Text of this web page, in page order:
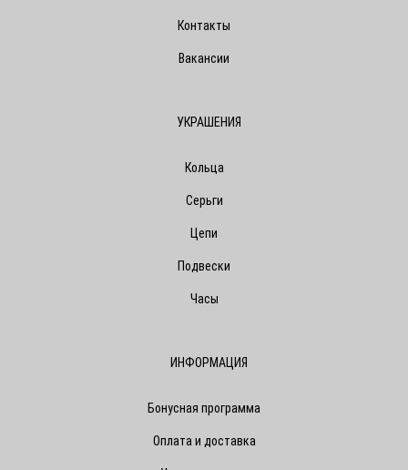
Контакты
Вакансии
УКРАШЕНИЯ
Кольца
Серьги
Цепи
Подвески
Часы
ИНФОРМАЦИЯ
Бонусная программа
Оплата и доставка